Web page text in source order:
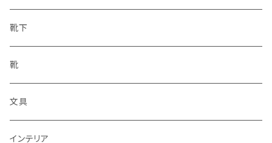
靴下
靴
文具
インテリア